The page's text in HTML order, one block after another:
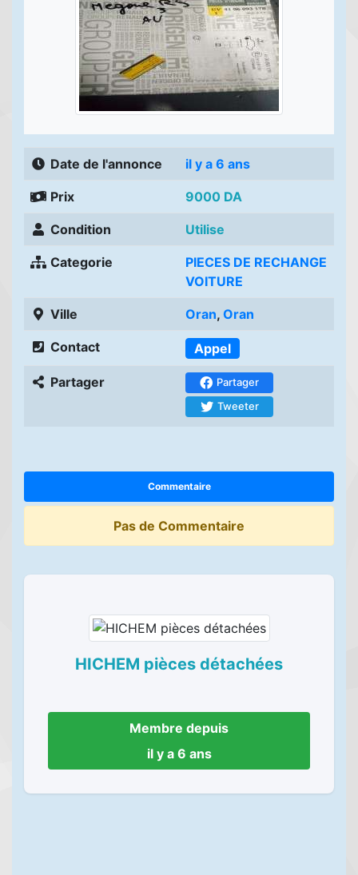
Date de l'annonce il y a 6 ans
Prix 9000 DA
Condition Utilise
Categorie
PIECES DE RECHANGE
VOITURE
Ville Oran, Oran
Contact Appel
Partager
Partager
Tweeter
Commentaire
Pas de Commentaire
HICHEM pièces détachées
Membre depuis
il y a 6 ans